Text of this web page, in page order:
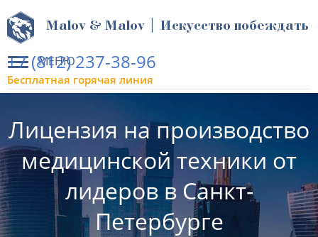
МЕНЮ
Malov & Malov | Искусство побеждать
+7 (812) 237-38-96
Бесплатная горячая линия
Лицензия на производство
медицинской техники от
лидеров в Санкт-
Петербурге